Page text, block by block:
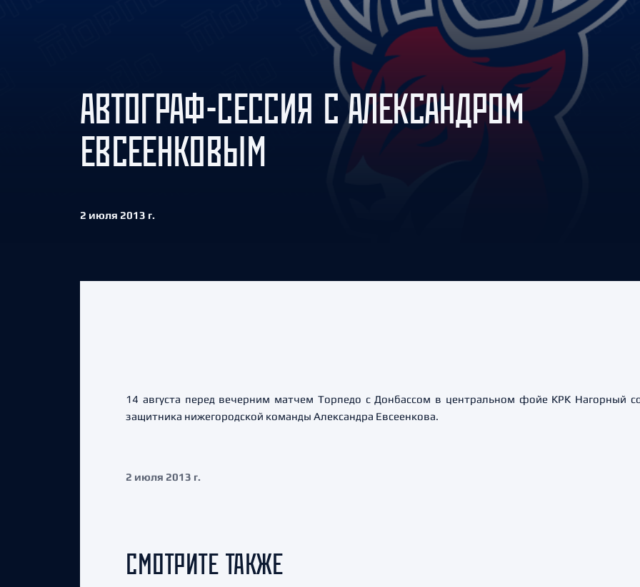
Амур
Барыс
Салават Юлаев
Сибирь
АВТОГРАФ-СЕССИЯ С АЛЕКСАНДРОМ
ЕВСЕЕНКОВЫМ
2 июля 2013 г.
14 августа перед вечерним матчем Торпедо с Донбассом в центральном фойе КРК Нагорный
защитника нижегородской команды Александра Евсеенкова.
2 июля 2013 г.
СМОТРИТЕ ТАКЖЕ